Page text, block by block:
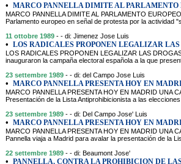
• MARCO PANNELLA DIMITE AL PARLAMENTO
MARCO PANNELLA DIMITE AL PARLAMENTO
Parlamento europeo en señal de protesta por la actividad
11 ottobre 1989 - - di: Jimenez Jose Luis
• LOS RADICALES PROPONEN LEGALIZAR LAS
LOS RADICALES PROPONEN LEGALIZAR LAS
inauguraron la campaña electoral española a la que
23 settembre 1989 - - di: del Campo Jose Luis
• MARCO PANNELLA PRESENTA HOY EN
MARCO PANNELLA PRESENTA HOY EN MADRID UNA
Presentación de la Lista Antiprohibicionista a las
23 settembre 1989 - - di: Del Campo Jose' Luis
• MARCO PANNELLA PRESENTA HOY EN
MARCO PANNELLA PRESENTA HOY EN MADRID UNA
Pannella viaja a Madrid para avalar la presentación de la
22 settembre 1989 - - di: Beaumont Jose'
• PANNELLA, CONTRA LA PROHIBICION DE